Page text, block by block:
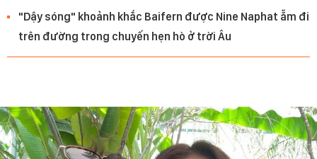
"Dậy sóng" khoảnh khắc Baifern được Nine Naphat ẵm đi
trên đường trong chuyến hẹn hò ở trời Âu